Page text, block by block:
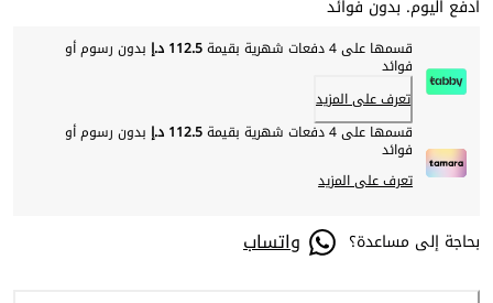
ادفع اليوم. بدون فوائد
قسمها على 4 دفعات شهرية بقيمة 112.5 د.إ بدون رسوم أو
فوائد
تعرف على المزيد
قسمها على 4 دفعات شهرية بقيمة
112.5 د.إ بدون رسوم أو
فوائد
تعرف على المزيد
بحاجة إلى مساعدة؟ واتساب